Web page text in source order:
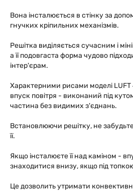
Вона інсталюється в стінку за
гнучких кріпильних механізмів.
Решітка виділяється сучасним і
а її подовгаста форма чудово
інтер'єрам.
Характерними рисами моделі
впуск повітря - виконаний під
частина без видимих з'єднань.
Встановлюючи решітку, не
її.
Якщо інсталюєте її над каміном -
знаходитися внизу, якщо під
Це дозволить утримати